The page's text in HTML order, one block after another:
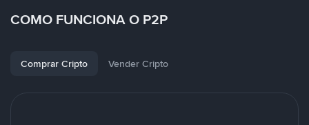
COMO FUNCIONA O P2P
Comprar Cripto Vender Cripto